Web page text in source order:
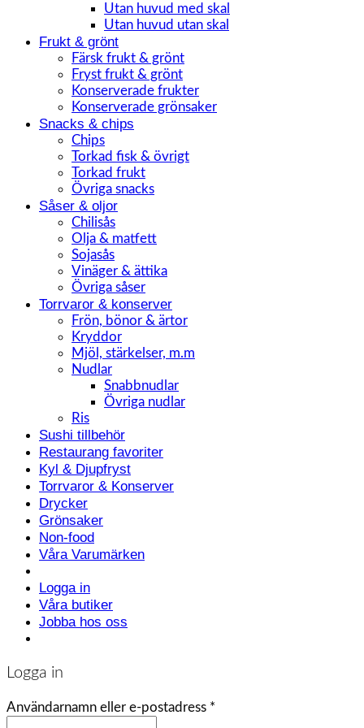
Utan huvud med skal
Utan huvud utan skal
Frukt & grönt
Färsk frukt & grönt
Fryst frukt & grönt
Konserverade frukter
Konserverade grönsaker
Snacks & chips
Chips
Torkad fisk & övrigt
Torkad frukt
Övriga snacks
Såser & oljor
Chilisås
Olja & matfett
Sojasås
Vinäger & ättika
Övriga såser
Torrvaror & konserver
Frön, bönor & ärtor
Kryddor
Mjöl, stärkelser, m.m
Nudlar
Snabbnudlar
Övriga nudlar
Ris
Sushi tillbehör
Restaurang favoriter
Kyl & Djupfryst
Torrvaror & Konserver
Drycker
Grönsaker
Non-food
Våra Varumärken
Logga in
Våra butiker
Jobba hos oss
Logga in
Användarnamn eller e-postadress *